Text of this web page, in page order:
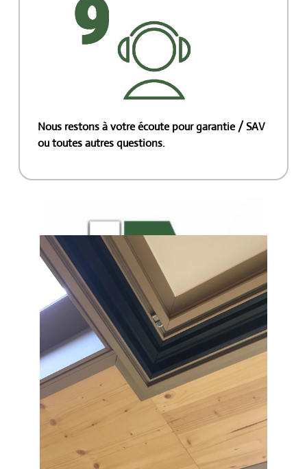
Nous restons à votre écoute pour garantie / SAV
ou toutes autres questions.